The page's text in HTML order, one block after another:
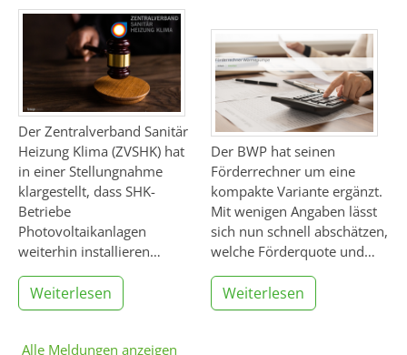
Der Zentralverband Sanitär
Heizung Klima (ZVSHK) hat
in einer Stellungnahme
klargestellt, dass SHK-
Betriebe
Photovoltaikanlagen
weiterhin installieren…
Weiterlesen
Der BWP hat seinen
Förderrechner um eine
kompakte Variante ergänzt.
Mit wenigen Angaben lässt
sich nun schnell abschätzen,
welche Förderquote und…
Weiterlesen
Alle Meldungen anzeigen